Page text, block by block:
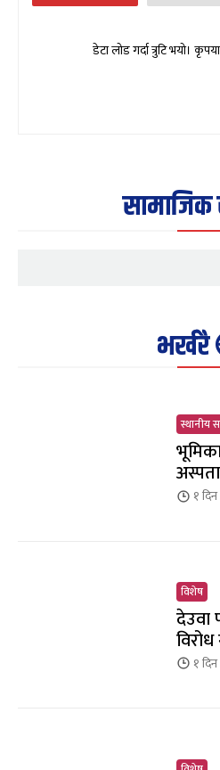
डेटा लोड गर्दा त्रुटि भयो।
स्थानीय
१ दिन
विशेष
देउवा
१ दिन